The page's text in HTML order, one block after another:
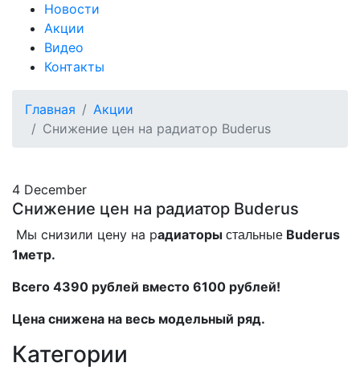
Новости
Акции
Видео
Контакты
Главная
Акции
Снижение цен на радиатор Buderus
Категории
4 December
Снижение цен на радиатор Buderus
Мы снизили цену на радиаторы стальные Buderus
1метр.
Всего 4390 рублей вместо 6100 рублей!
Цена снижена на весь модельный ряд.